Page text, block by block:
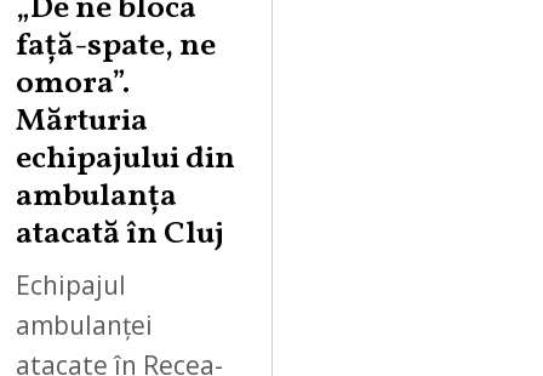
față-spate, ne
omora”.
Mărturia
echipajului din
ambulanța
atacată în Cluj
Echipajul
ambulanței
atacate în Recea-